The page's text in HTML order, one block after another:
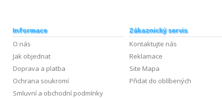
Informace
O nás
Jak objednat
Doprava a platba
Ochrana soukromí
Smluvní a obchodní podmínky
Zákaznický servis
Kontaktujte nás
Reklamace
Site Mapa
Přidat do oblíbených